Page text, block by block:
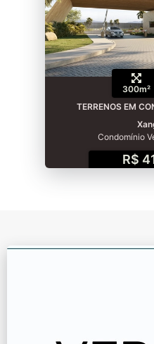
300m²
TERRENOS EM
Condomínio
R$